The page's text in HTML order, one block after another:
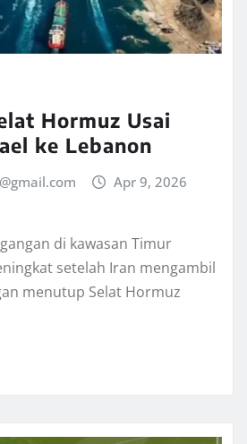
Hormuz Usai
ke Lebanon
Apr 9, 2026
di kawasan Timur
setelah Iran mengambil
menutup Selat Hormuz